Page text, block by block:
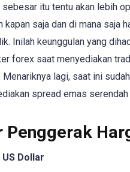
sebesar itu tentu akan lebih
kapan saja dan di mana saja
Inilah keunggulan yang
forex saat menyediakan
Menariknya lagi, saat ini
spread emas
Penggerak
Dollar